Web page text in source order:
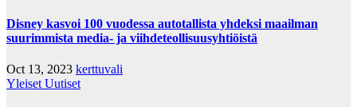
Disney kasvoi 100 vuodessa autotallista yhdeksi maailman
suurimmista media- ja viihdeteollisuusyhtiöistä
Oct 13, 2023 kerttuvali
Yleiset Uutiset